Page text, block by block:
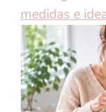
medidas e